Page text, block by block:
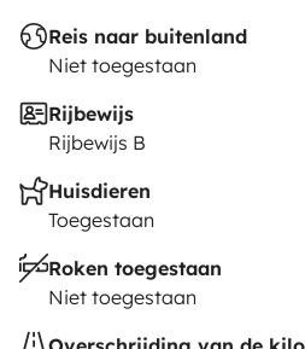
Reis naar buitenland
Niet toegestaan
Rijbewijs
Rijbewijs B
Huisdieren
Toegestaan
Roken toegestaan
Niet toegestaan